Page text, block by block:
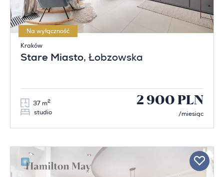
Na wyłączność
Kraków
Stare Miasto, Łobzowska
37 m2
studio
2 900 PLN
/miesiąc